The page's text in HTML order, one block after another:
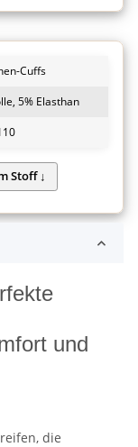
Cuffs
5% Elasthan
und
die